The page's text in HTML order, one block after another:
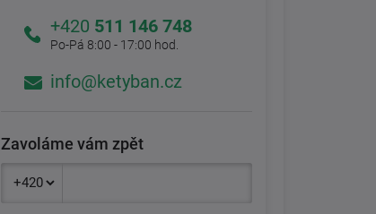
+420 511 146 748
Po-Pá 8:00 - 17:00 hod.
info@ketyban.cz
Zavoláme vám zpět